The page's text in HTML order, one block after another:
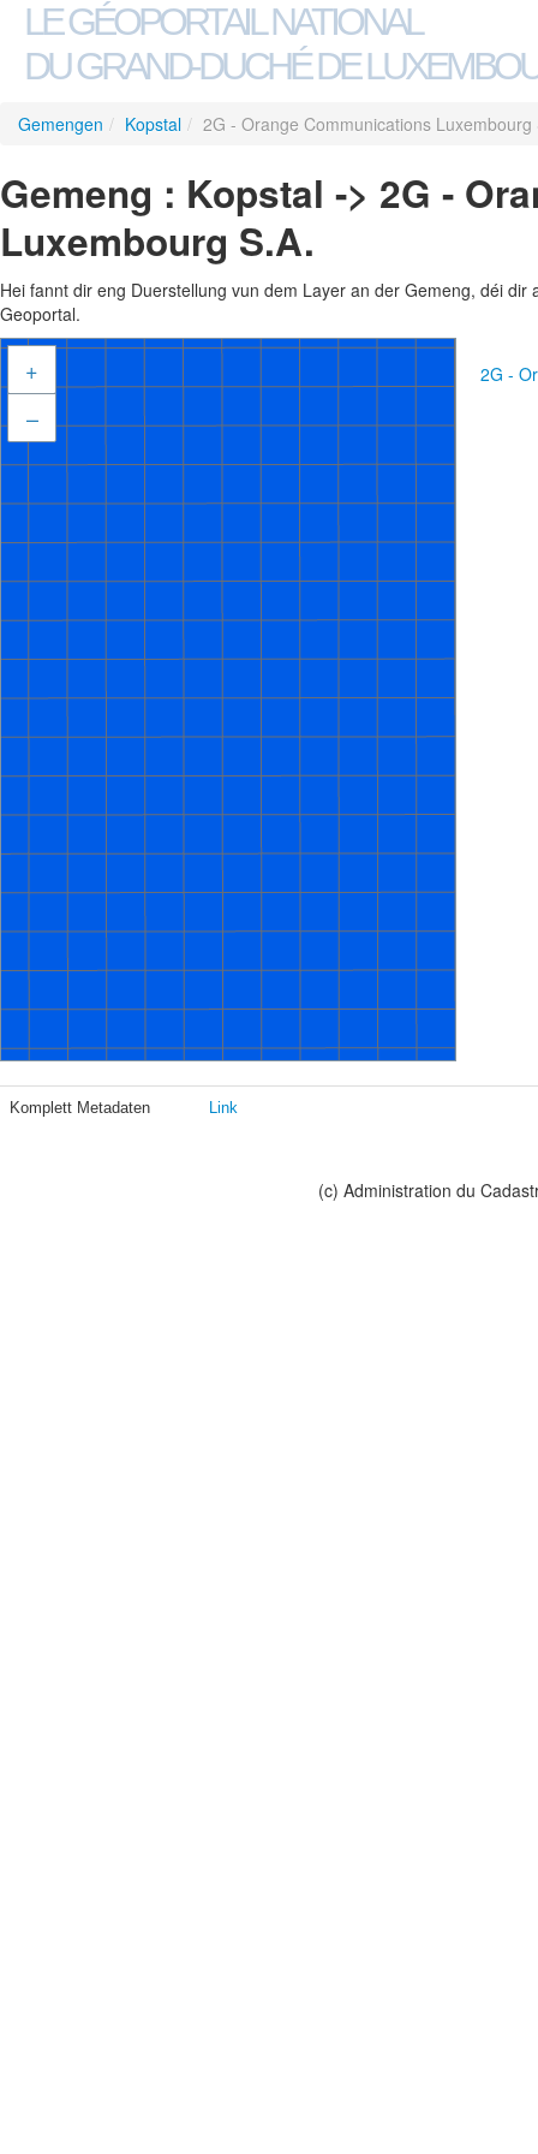
LE GÉOPORTAIL NATIONAL
DU GRAND-DUCHÉ DE
Gemengen / Kopstal / 2G - Orange Communications Luxembourg
Gemeng : Kopstal -> 2G -
Luxembourg S.A.
Hei fannt dir eng Duerstellung vun dem Layer an der Gemeng, déi
Geoportal.
+
–
2G -
Komplett Metadaten Link
(c) Administration du